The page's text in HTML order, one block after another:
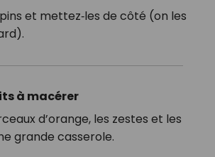
et mettez‑les de côté (on les
à macérer
d’orange, les zestes et les
grande casserole.